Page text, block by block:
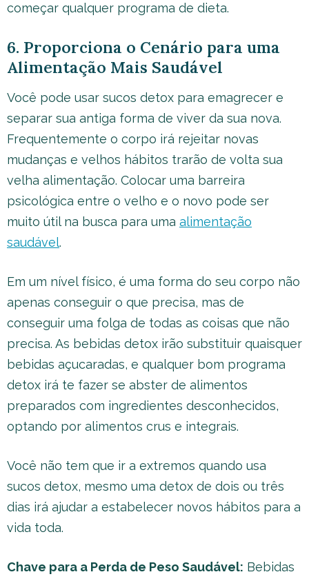
começar qualquer programa de dieta.
6. Proporciona o Cenário para uma
Alimentação Mais Saudável
Você pode usar sucos detox para emagrecer e
separar sua antiga forma de viver da sua nova.
Frequentemente o corpo irá rejeitar novas
mudanças e velhos hábitos trarão de volta sua
velha alimentação. Colocar uma barreira
psicológica entre o velho e o novo pode ser
muito útil na busca para uma alimentação
saudável.
Em um nível físico, é uma forma do seu corpo não
apenas conseguir o que precisa, mas de
conseguir uma folga de todas as coisas que não
precisa. As bebidas detox irão substituir quaisquer
bebidas açucaradas, e qualquer bom programa
detox irá te fazer se abster de alimentos
preparados com ingredientes desconhecidos,
optando por alimentos crus e integrais.
Você não tem que ir a extremos quando usa
sucos detox, mesmo uma detox de dois ou três
dias irá ajudar a estabelecer novos hábitos para a
vida toda.
Chave para a Perda de Peso Saudável: Bebidas